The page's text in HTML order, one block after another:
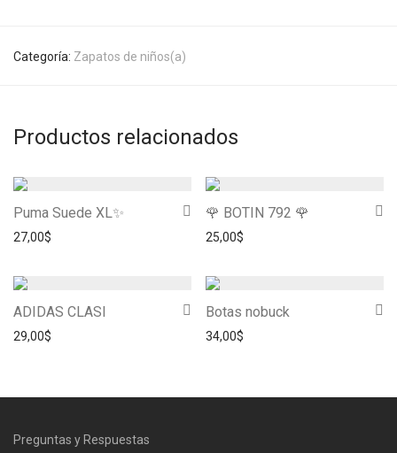
Categoría: Zapatos de niños(a)
Productos relacionados
Puma Suede XL✨
27,00$
🌹 BOTIN 792 🌹
25,00$
ADIDAS CLASI
29,00$
Botas nobuck
34,00$
Preguntas y Respuestas